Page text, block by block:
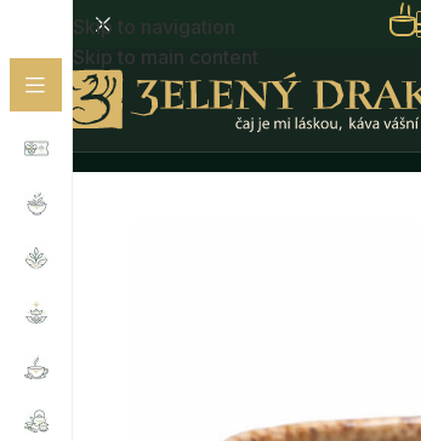
Skip to navigation
Skip to main content
Domů
Příslušenství/Misky/ČAJOVÁ